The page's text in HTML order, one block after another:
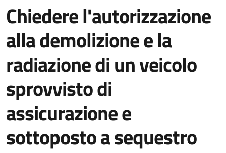
Chiedere l'autorizzazione
alla demolizione e la
radiazione di un veicolo
sprovvisto di
assicurazione e
sottoposto a sequestro